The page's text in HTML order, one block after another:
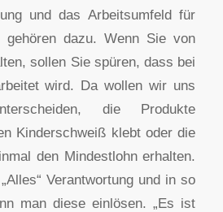
und das Arbeitsumfeld für
gehören dazu. Wenn Sie von
sollen Sie spüren, dass bei
wird. Da wollen wir uns
die Produkte
Kinderschweiß klebt oder die
den Mindestlohn erhalten.
Verantwortung und in so
man diese einlösen. „Es ist